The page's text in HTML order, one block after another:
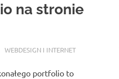
na stronie
WEBDESIGN I INTERNET
portfolio to